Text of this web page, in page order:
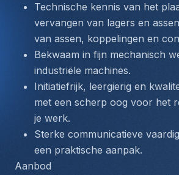
Technische kennis van het
vervangen van lagers en
van assen, koppelingen en
Bekwaam in fijn mechanisch
industriële machines.
Initiatiefrijk, leergierig en
met een scherp oog voor het
je werk.
Sterke communicatieve
een praktische aanpak.
Aanbod